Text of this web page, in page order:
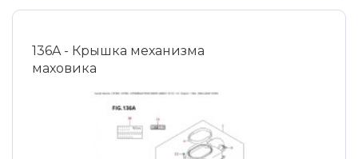
136A - Крышка механизма
маховика